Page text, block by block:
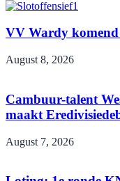
VV Wardy komend
August 8, 2026
Cambuur-talent
maakt
August 7, 2026